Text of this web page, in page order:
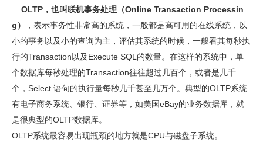
OLTP，也叫联机事务处理（Online Transaction Processin
g）
，表示事务性非常高的系统，一般都是高可用的在线系统，以
小的事务以及小的查询为主，评估其系统的时候，一般看其每秒执
行的Transaction以及Execute SQL的数量。在这样的系统中，单
个数据库每秒处理的Transaction往往超过几百个，或者是几千
个，Select 语句的执行量每秒几千甚至几万个。典型的OLTP系统
有电子商务系统、银行、证券等，如美国eBay的业务数据库，就
是很典型的OLTP数据库。
OLTP系统最容易出现瓶颈的地方就是CPU与磁盘子系统。